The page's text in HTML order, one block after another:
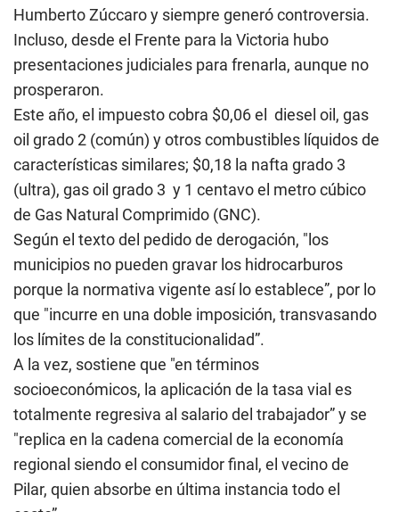
Humberto Zúccaro y siempre generó controversia.
Incluso, desde el Frente para la Victoria hubo
presentaciones judiciales para frenarla, aunque no
prosperaron.
Este año, el impuesto cobra $0,06 el diesel oil, gas
oil grado 2 (común) y otros combustibles líquidos de
características similares; $0,18 la nafta grado 3
(ultra), gas oil grado 3 y 1 centavo el metro cúbico
de Gas Natural Comprimido (GNC).
Según el texto del pedido de derogación, "los
municipios no pueden gravar los hidrocarburos
porque la normativa vigente así lo establece”, por lo
que "incurre en una doble imposición, transvasando
los límites de la constitucionalidad”.
A la vez, sostiene que "en términos
socioeconómicos, la aplicación de la tasa vial es
totalmente regresiva al salario del trabajador” y se
"replica en la cadena comercial de la economía
regional siendo el consumidor final, el vecino de
Pilar, quien absorbe en última instancia todo el